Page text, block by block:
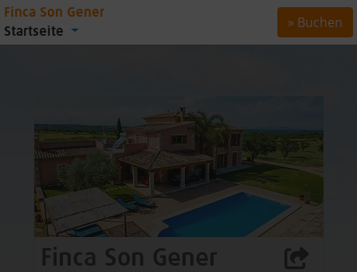
Finca Son Gener
Finca Son Gener
Startseite
» Buchen